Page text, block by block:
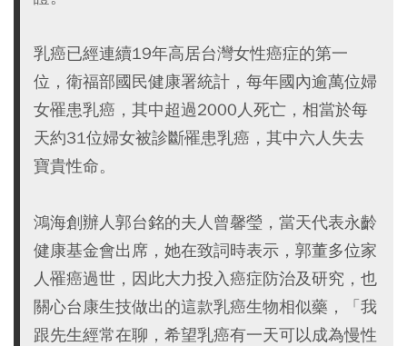
乳癌已經連續19年高居台灣女性癌症的第一
位，衛福部國民健康署統計，每年國內逾萬位婦
女罹患乳癌，其中超過2000人死亡，相當於每
天約31位婦女被診斷罹患乳癌，其中六人失去
寶貴性命。
鴻海創辦人郭台銘的夫人曾馨瑩，當天代表永齡
健康基金會出席，她在致詞時表示，郭董多位家
人罹癌過世，因此大力投入癌症防治及研究，也
關心台康生技做出的這款乳癌生物相似藥，「我
跟先生經常在聊，希望乳癌有一天可以成為慢性